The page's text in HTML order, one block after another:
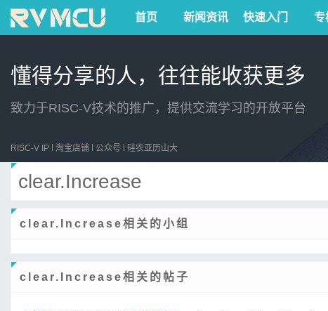
首页 新闻资讯 快速入门 专
懂得分享的人，往往能收获更多
致力于RISC-V技术的推广，提供交流学习的开放平台
RISC-V IP 淘宝店铺 公众号 硅农亚历山大
clear.Increase
clear.Increase相关的小组
clear.Increase相关的帖子